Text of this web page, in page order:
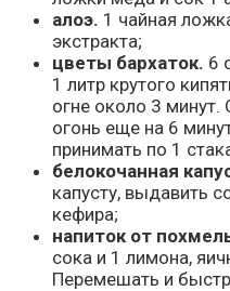
алоэ. 1 чайная
экстракта;
цветы бархаток. 6
1 литр крутого
огне около 3 минут.
огонь еще на 6
принимать по 1
белокочанная
капусту, выдавить
кефира;
напиток от
сока и 1 лимона,
Перемешать и